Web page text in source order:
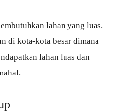
lahan yang luas.
di kota-kota besar dimana
lahan luas dan